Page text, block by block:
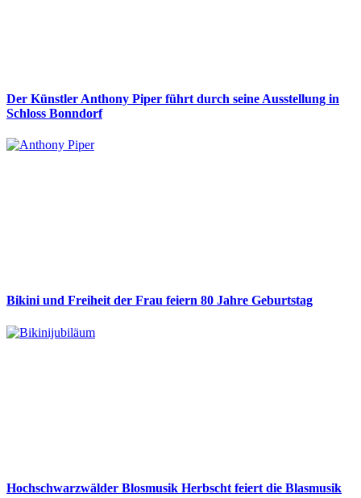
Der Künstler Anthony Piper führt durch seine Ausstellung in
Schloss Bonndorf
Bikini und Freiheit der Frau feiern 80 Jahre Geburtstag
Hochschwarzwälder Blosmusik Herbscht feiert die Blasmusik